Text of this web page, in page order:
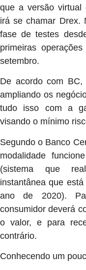
que a versão virtual
irá se chamar Drex.
fase de testes
primeiras
setembro.
De acordo com
ampliando os
tudo isso com a
visando o mínimo
Segundo o Banco
modalidade
(sistema que
instantânea que
ano de 2020).
consumidor deverá
o valor, e para
contrário.
Conhecendo um